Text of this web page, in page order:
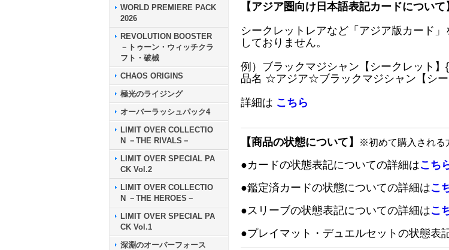
WORLD PREMIERE PACK
2026
REVOLUTION BOOSTER
－トゥーン・ウィッチクラ
フト・破械
CHAOS ORIGINS
極光のライジング
オーバーラッシュパック4
LIMIT OVER COLLECTIO
N －THE RIVALS－
LIMIT OVER SPECIAL PA
CK Vol.2
LIMIT OVER COLLECTIO
N －THE HEROES－
LIMIT OVER SPECIAL PA
CK Vol.1
深淵のオーバーフォース
【アジア圏向け日本語表記カードについて
シークレットレアなど「アジア版カード
しておりません。
例）ブラックマジシャン【シークレット
品名 ☆アジア☆ブラックマジシャン【シー
詳細は こちら
【商品の状態について】 ※初めて購入される
●カードの状態表記についての詳細はこち
●鑑定済カードの状態についての詳細はこ
●スリーブの状態表記についての詳細はこ
●プレイマット・デュエルセットの状態表